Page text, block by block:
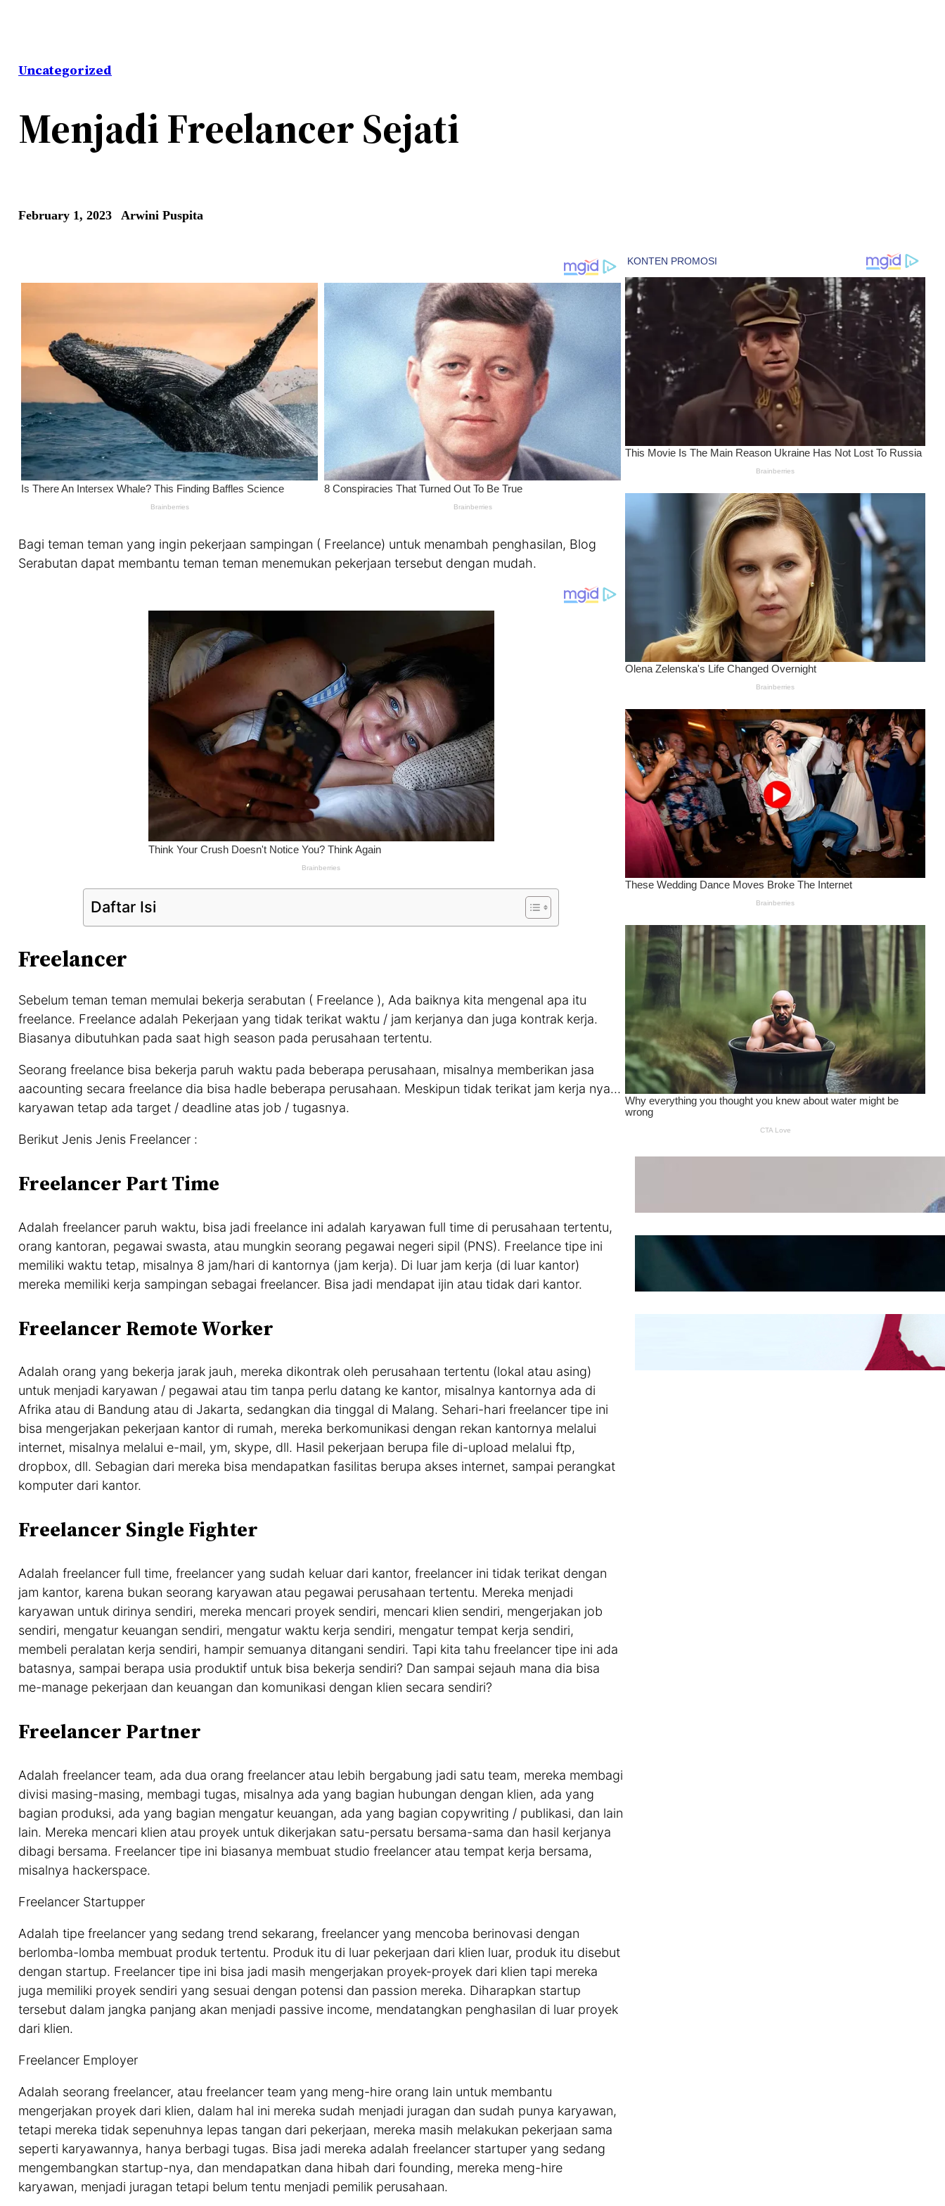
Uncategorized
Menjadi Freelancer Sejati
February 1, 2023 Arwini Puspita
Bagi teman teman yang ingin pekerjaan sampingan ( Freelance) untuk menambah penghasilan, Blog
Serabutan dapat membantu teman teman menemukan pekerjaan tersebut dengan mudah.
Daftar Isi
Freelancer
Sebelum teman teman memulai bekerja serabutan ( Freelance ), Ada baiknya kita mengenal apa itu
freelance. Freelance adalah Pekerjaan yang tidak terikat waktu / jam kerjanya dan juga kontrak kerja.
Biasanya dibutuhkan pada saat high season pada perusahaan tertentu.
Seorang freelance bisa bekerja paruh waktu pada beberapa perusahaan, misalnya memberikan jasa
aacounting secara freelance dia bisa hadle beberapa perusahaan. Meskipun tidak terikat jam kerja nya…
karyawan tetap ada target / deadline atas job / tugasnya.
Berikut Jenis Jenis Freelancer :
Freelancer Part Time
Adalah freelancer paruh waktu, bisa jadi freelance ini adalah karyawan full time di perusahaan tertentu,
orang kantoran, pegawai swasta, atau mungkin seorang pegawai negeri sipil (PNS). Freelance tipe ini
memiliki waktu tetap, misalnya 8 jam/hari di kantornya (jam kerja). Di luar jam kerja (di luar kantor)
mereka memiliki kerja sampingan sebagai freelancer. Bisa jadi mendapat ijin atau tidak dari kantor.
Freelancer Remote Worker
Adalah orang yang bekerja jarak jauh, mereka dikontrak oleh perusahaan tertentu (lokal atau asing)
untuk menjadi karyawan / pegawai atau tim tanpa perlu datang ke kantor, misalnya kantornya ada di
Afrika atau di Bandung atau di Jakarta, sedangkan dia tinggal di Malang. Sehari-hari freelancer tipe ini
bisa mengerjakan pekerjaan kantor di rumah, mereka berkomunikasi dengan rekan kantornya melalui
internet, misalnya melalui e-mail, ym, skype, dll. Hasil pekerjaan berupa file di-upload melalui ftp,
dropbox, dll. Sebagian dari mereka bisa mendapatkan fasilitas berupa akses internet, sampai perangkat
komputer dari kantor.
Freelancer Single Fighter
Adalah freelancer full time, freelancer yang sudah keluar dari kantor, freelancer ini tidak terikat dengan
jam kantor, karena bukan seorang karyawan atau pegawai perusahaan tertentu. Mereka menjadi
karyawan untuk dirinya sendiri, mereka mencari proyek sendiri, mencari klien sendiri, mengerjakan job
sendiri, mengatur keuangan sendiri, mengatur waktu kerja sendiri, mengatur tempat kerja sendiri,
membeli peralatan kerja sendiri, hampir semuanya ditangani sendiri. Tapi kita tahu freelancer tipe ini ada
batasnya, sampai berapa usia produktif untuk bisa bekerja sendiri? Dan sampai sejauh mana dia bisa
me-manage pekerjaan dan keuangan dan komunikasi dengan klien secara sendiri?
Freelancer Partner
Adalah freelancer team, ada dua orang freelancer atau lebih bergabung jadi satu team, mereka membagi
divisi masing-masing, membagi tugas, misalnya ada yang bagian hubungan dengan klien, ada yang
bagian produksi, ada yang bagian mengatur keuangan, ada yang bagian copywriting / publikasi, dan lain
lain. Mereka mencari klien atau proyek untuk dikerjakan satu-persatu bersama-sama dan hasil kerjanya
dibagi bersama. Freelancer tipe ini biasanya membuat studio freelancer atau tempat kerja bersama,
misalnya hackerspace.
Freelancer Startupper
Adalah tipe freelancer yang sedang trend sekarang, freelancer yang mencoba berinovasi dengan
berlomba-lomba membuat produk tertentu. Produk itu di luar pekerjaan dari klien luar, produk itu disebut
dengan startup. Freelancer tipe ini bisa jadi masih mengerjakan proyek-proyek dari klien tapi mereka
juga memiliki proyek sendiri yang sesuai dengan potensi dan passion mereka. Diharapkan startup
tersebut dalam jangka panjang akan menjadi passive income, mendatangkan penghasilan di luar proyek
dari klien.
Freelancer Employer
Adalah seorang freelancer, atau freelancer team yang meng-hire orang lain untuk membantu
mengerjakan proyek dari klien, dalam hal ini mereka sudah menjadi juragan dan sudah punya karyawan,
tetapi mereka tidak sepenuhnya lepas tangan dari pekerjaan, mereka masih melakukan pekerjaan sama
seperti karyawannya, hanya berbagi tugas. Bisa jadi mereka adalah freelancer startuper yang sedang
mengembangkan startup-nya, dan mendapatkan dana hibah dari founding, mereka meng-hire
karyawan, menjadi juragan tetapi belum tentu menjadi pemilik perusahaan.
Wanita Pamer Pakaian
Kepribadian
Mengintip Kepribadian
Wanita Dari Warna Bra